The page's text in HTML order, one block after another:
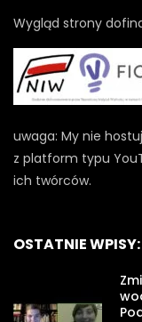
Wygląd strony
uwaga: My nie
z platform typu
ich twórców.
OSTATNIE WPISY: